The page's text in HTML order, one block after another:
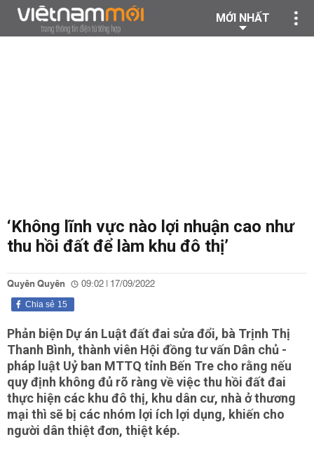
MỚI NHẤT
‘Không lĩnh vực nào lợi nhuận cao như
thu hồi đất để làm khu đô thị’
Quyên Quyên 09:02 | 17/09/2022
15
Chia sẻ
Phản biện Dự án Luật đất đai sửa đổi, bà Trịnh Thị
Thanh Bình, thành viên Hội đồng tư vấn Dân chủ -
pháp luật Uỷ ban MTTQ tỉnh Bến Tre cho rằng nếu
quy định không đủ rõ ràng về việc thu hồi đất đai
thực hiện các khu đô thị, khu dân cư, nhà ở thương
mại thì sẽ bị các nhóm lợi ích lợi dụng, khiến cho
người dân thiệt đơn, thiệt kép.